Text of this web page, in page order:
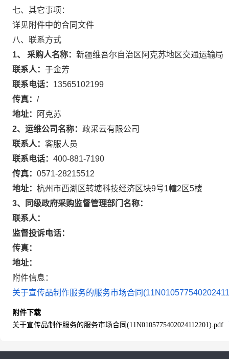
七、其它事项：
详见附件中的合同文件
八、联系方式
1、 采购人名称： 新疆维吾尔自治区阿克苏地区交通运输局
联系人： 于金芳
联系电话： 13565102199
传真： /
地址：
阿克苏
2、运维公司名称： 政采云有限公司
联系人： 客服人员
联系电话： 400-881-7190
传真： 0571-28215512
地址： 杭州市西湖区转塘科技经济区块9号1幢2区5楼
3、同级政府采购监督管理部门名称：
联系人：
监督投诉电话：
传真：
地址：
附件信息：
关于宣传品制作服务的服务市场合同
附件下载
关于宣传品制作服务的服务市场合同(11N0105775402024112201).pdf